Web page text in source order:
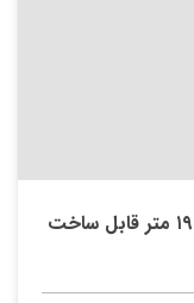
خرید زمین داخل شهرک تازه تاسیس ۱۹۰ متر قابل ساخت